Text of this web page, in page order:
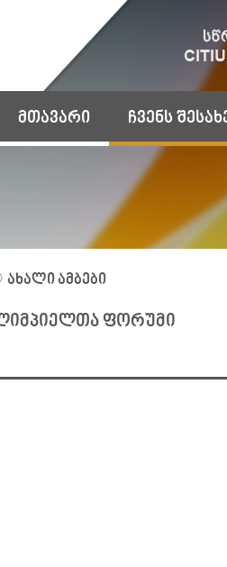
მთავარი ჩვენს
ახალი ამბები
ფორუმი